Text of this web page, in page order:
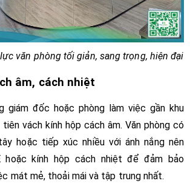
văn phòng tối giản, sang trọng, hiện đại
âm, cách nhiệt
giám đốc hoặc phòng làm việc gần khu
vách kính hộp cách âm. Văn phòng có
hoặc tiếp xúc nhiều với ánh nắng nên
hoặc kính hộp cách nhiệt để đảm bảo
mát mẻ, thoải mái và tập trung nhất.